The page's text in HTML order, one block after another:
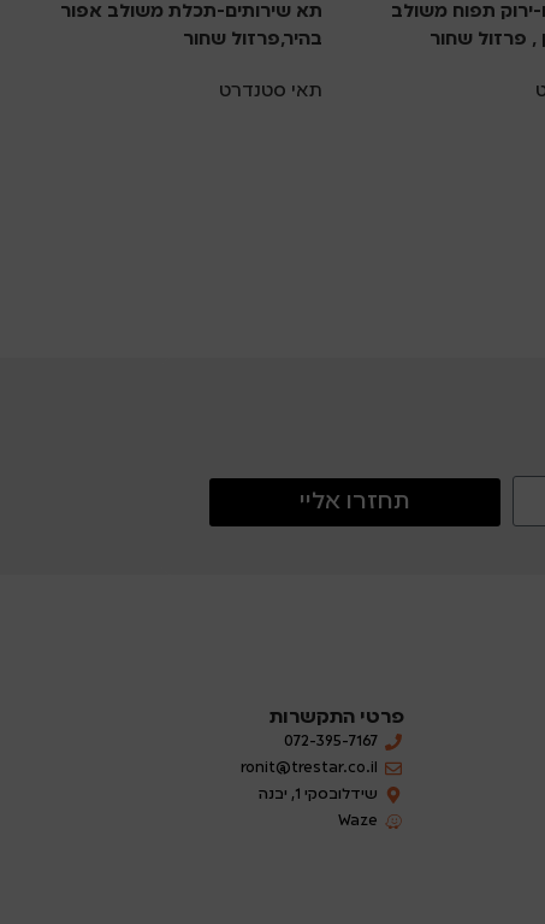
ירוק תפוח משולב
, פרזול שחור
תא שירותים-תכלת משולב אפור
בהיר,פרזול שחור
תאי סטנדרט
תחזרו אליי
פרטי התקשרות
072-395-7167
ronit@trestar.co.il
שידלובסקי 1, יבנה
Waze